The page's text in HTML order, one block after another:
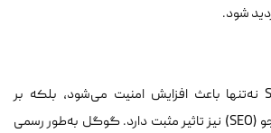
شود.
استفاده از گواهی SSL نه‌تنها باعث افزایش امنیت می‌شود، بلکه بر
بهینه‌سازی موتور جستجو (SEO) نیز تاثیر مثبت دارد. گوگل به‌طور رسمی